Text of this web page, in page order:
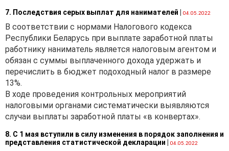
микроорганизаций при
регулировании трудовых
отношений с работниками.
Согласно этим
Рекомендациямк
документам, которые
при определенных
обстоятельствах, следует
относить, в частности,
и премировании (если
7. Последствия серых выплат для нанимателей 04.05.2022
В соответствии с нормами Налогового кодекса
Республики Беларусь при выплате заработной платы
работнику наниматель является налоговым агентом и
обязан с суммы выплаченного дохода удержать и
перечислить в бюджет подоходный налог в размере
13%.
В ходе проведения контрольных мероприятий
налоговыми органами систематически выявляются
случаи выплаты заработной платы «в конвертах».
8. С 1 мая вступили в силу изменения в порядок заполнения и
представления статистической декларации
04.05.2022